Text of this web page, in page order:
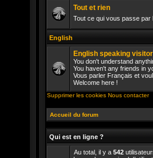
message
non
lu
Tout et rien
Tout ce qui vous passe par
English
Aucun
message
non
lu
English speaking
You don't understand
You haven't any friends in
Vous parler Français et
Welcome here !
Supprimer les cookies Nous contacter
Accueil du forum
Qui est en ligne ?
Au total, il y a 542